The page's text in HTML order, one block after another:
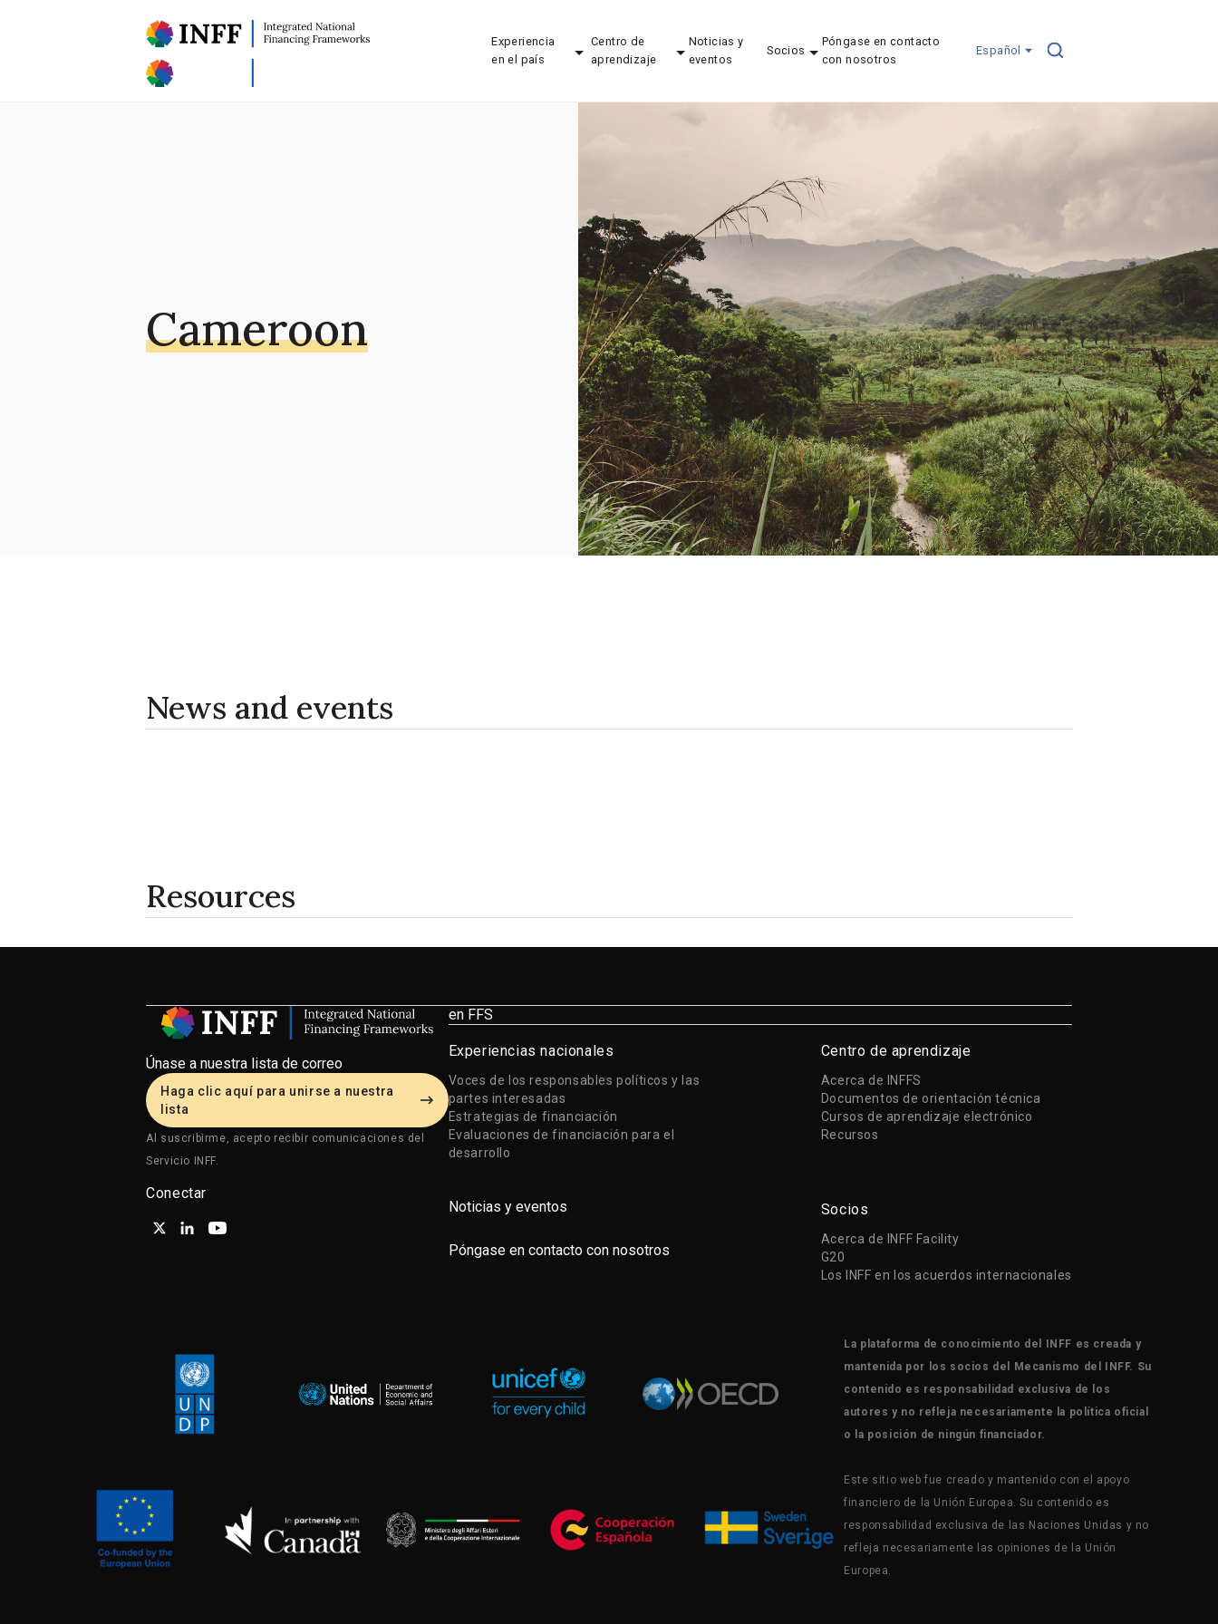
Experiencia
en el país
Centro de
aprendizaje
Noticias y
eventos
Socios
Póngase en contacto
con nosotros
Español
Cameroon
News and events
Resources
Únase a nuestra lista de correo
Haga clic aquí para unirse a nuestra
lista
Al suscribirme, acepto recibir comunicaciones del
Servicio INFF.
Conectar
en FFS
Experiencias nacionales
Voces de los responsables políticos y las
partes interesadas
Estrategias de financiación
Evaluaciones de financiación para el
desarrollo
Centro de aprendizaje
Acerca de INFFS
Documentos de orientación técnica
Cursos de aprendizaje electrónico
Recursos
Noticias y eventos Socios
Acerca de INFF Facility
G20
Los INFF en los acuerdos internacionales
Póngase en contacto con nosotros
La plataforma de conocimiento del INFF es creada y
mantenida por los socios del Mecanismo del INFF. Su
contenido es responsabilidad exclusiva de los
autores y no refleja necesariamente la política oficial
o la posición de ningún financiador.
Este sitio web fue creado y mantenido con el apoyo
financiero de la Unión Europea. Su contenido es
responsabilidad exclusiva de las Naciones Unidas y no
refleja necesariamente las opiniones de la Unión
Europea.